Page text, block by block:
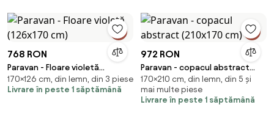
768 RON
Paravan - Floare violetă
(126x170 cm)
170×126 cm, din lemn, din 3 piese
Livrare în peste 1 săptămână
972 RON
Paravan - copacul abstract
(210x170 cm)
170×210 cm, din lemn, din 5 și
mai multe piese
Livrare în peste 1 săptămână